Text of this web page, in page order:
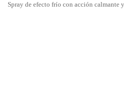
Spray de efecto frío con acción calmante